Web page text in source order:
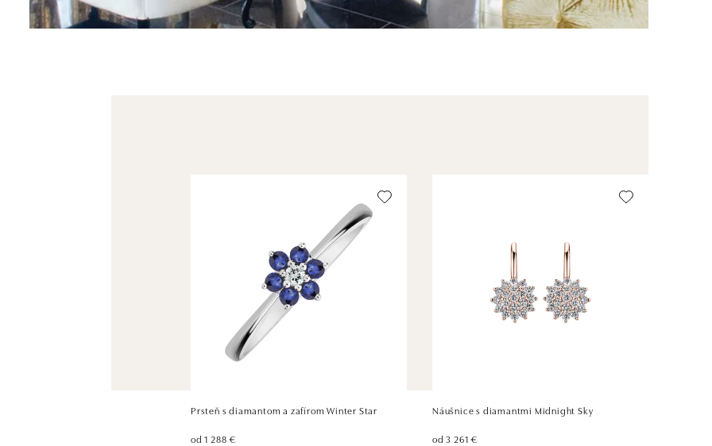
Prsteň s diamantom a zafírom Winter Star
od 1 288 €
Náušnice s diamantmi Midnight Sky
od 3 261 €